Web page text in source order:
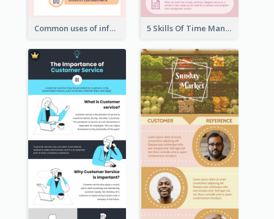
Common uses of infographic 5 Skills Of Time Management